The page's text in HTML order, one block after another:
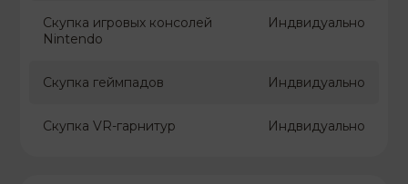
Скупка игровых консолей
Nintendo
Индвидуально
Скупка геймпадов Индвидуально
Скупка VR-гарнитур Индвидуально